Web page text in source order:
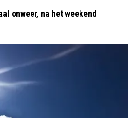
onweer, na het weekend